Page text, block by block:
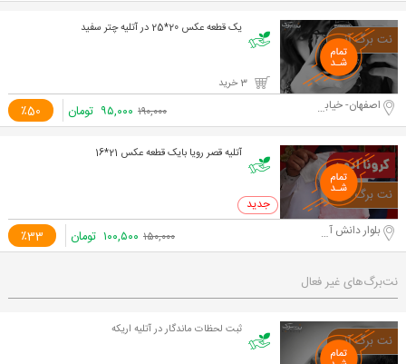
یک قطعه عکس 20*25 در آتلیه چتر سفید
٪50 اصفهان- خیابان پروین ۱۹۰,۰۰۰ ۹۵,۰۰۰ تومان
آتلیه قصر رویا بایک قطعه عکس 21*16
0 خرید
٪33 بلوار دانش آموز ۱۵۰,۰۰۰ ۱۰۰,۵۰۰ تومان
نت‌برگ‌های غیر فعال
ثبت لحظات ماندگار در آتلیه اریکه